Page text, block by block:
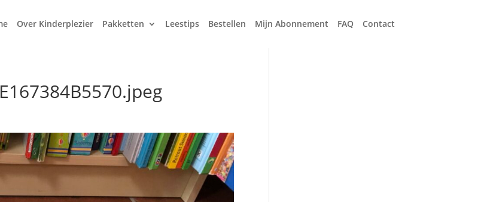
Over Kinderplezier Pakketten Leestips Bestellen Mijn Abonnement FAQ Contact